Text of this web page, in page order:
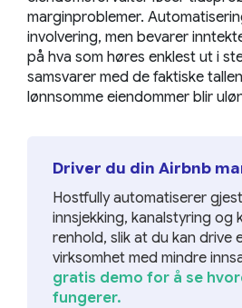
marginproblemer.
involvering, men bevarer
på hva som høres enklest ut i
samsvarer med de faktiske
lønnsomme eiendommer blir
Driver du din Airbnb
Hostfully automatiserer
innsjekking, kanalstyring og
renhold, slik at du kan drive
virksomhet med mindre
gratis demo for å se
fungerer.